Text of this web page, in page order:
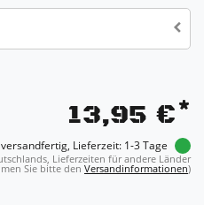
13,95 €*
Lieferzeit: 1-3 Tage
Lieferzeiten für andere Länder
Sie bitte den Versandinformationen)